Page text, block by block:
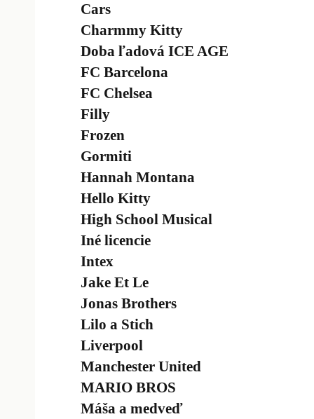
Cars
Charmmy Kitty
Doba ľadová ICE AGE
FC Barcelona
FC Chelsea
Filly
Frozen
Gormiti
Hannah Montana
Hello Kitty
High School Musical
Iné licencie
Intex
Jake Et Le
Jonas Brothers
Lilo a Stich
Liverpool
Manchester United
MARIO BROS
Máša a medveď